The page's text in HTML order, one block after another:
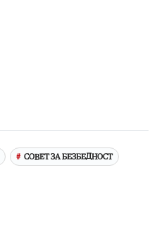
СОВЕТ ЗА БЕЗБЕДНОСТ